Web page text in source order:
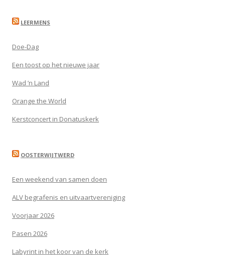
LEERMENS
Doe-Dag
Een toost op het nieuwe jaar
Wad ’n Land
Orange the World
Kerstconcert in Donatuskerk
OOSTERWIJTWERD
Een weekend van samen doen
ALV begrafenis en uitvaartvereniging
Voorjaar 2026
Pasen 2026
Labyrint in het koor van de kerk